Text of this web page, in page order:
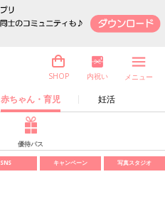
赤ちゃん・育児 妊活
SHOP 内祝い メニュー
優待パス
SNS キャンペーン 写真スタジオ